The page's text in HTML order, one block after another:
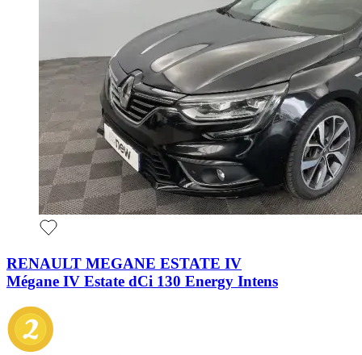
RENAULT MEGANE ESTATE IV
Mégane IV Estate dCi 130 Energy Intens